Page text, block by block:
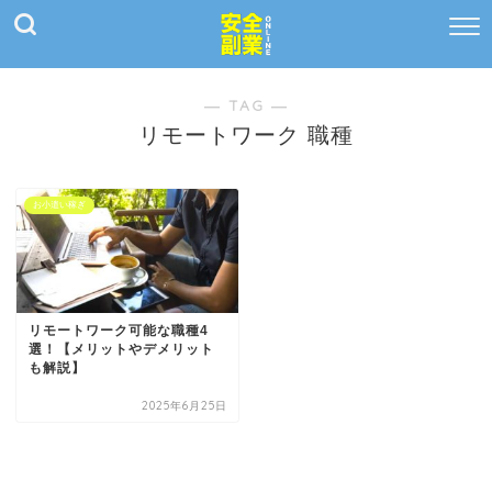
― TAG ―
リモートワーク 職種
お小遣い稼ぎ
リモートワーク可能な職種4
選！【メリットやデメリット
も解説】
2025年6月25日